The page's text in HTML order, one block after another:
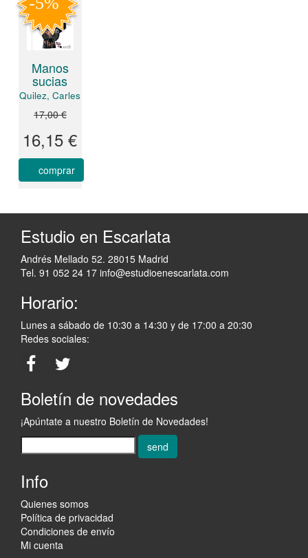
Manos
sucias
Quilez, Carles
17,00 €
16,15 €
comprar
Estudio en Escarlata
Andrés Mellado 52. 28015 Madrid
Tel. 91 052 24 17 info@estudioenescarlata.com
Horario:
Lunes a sábado de 10:30 a 14:30 y de 17:00 a 20:30
Redes sociales:
Boletín de novedades
¡Apúntate a nuestro Boletín de Novedades!
send
Info
Quienes somos
Política de privacidad
Condiciones de envío
Mi cuenta